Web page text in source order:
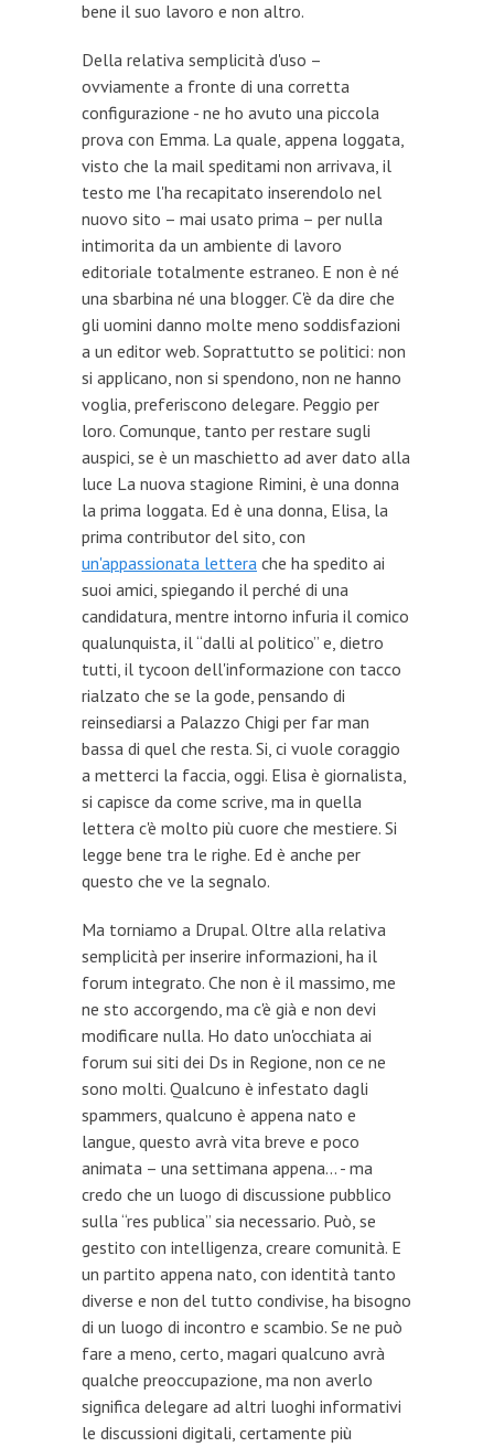
bene il suo lavoro e non altro.
Della relativa semplicità d'uso –
ovviamente a fronte di una corretta
configurazione - ne ho avuto una piccola
prova con Emma. La quale, appena loggata,
visto che la mail speditami non arrivava, il
testo me l'ha recapitato inserendolo nel
nuovo sito – mai usato prima – per nulla
intimorita da un ambiente di lavoro
editoriale totalmente estraneo. E non è né
una sbarbina né una blogger. C'è da dire che
gli uomini danno molte meno soddisfazioni
a un editor web. Soprattutto se politici: non
si applicano, non si spendono, non ne hanno
voglia, preferiscono delegare. Peggio per
loro. Comunque, tanto per restare sugli
auspici, se è un maschietto ad aver dato alla
luce La nuova stagione Rimini, è una donna
la prima loggata. Ed è una donna, Elisa, la
prima contributor del sito, con
un'appassionata lettera che ha spedito ai
suoi amici, spiegando il perché di una
candidatura, mentre intorno infuria il comico
qualunquista, il “dalli al politico” e, dietro
tutti, il tycoon dell'informazione con tacco
rialzato che se la gode, pensando di
reinsediarsi a Palazzo Chigi per far man
bassa di quel che resta. Si, ci vuole coraggio
a metterci la faccia, oggi. Elisa è giornalista,
si capisce da come scrive, ma in quella
lettera c'è molto più cuore che mestiere. Si
legge bene tra le righe. Ed è anche per
questo che ve la segnalo.
Ma torniamo a Drupal. Oltre alla relativa
semplicità per inserire informazioni, ha il
forum integrato. Che non è il massimo, me
ne sto accorgendo, ma c'è già e non devi
modificare nulla. Ho dato un'occhiata ai
forum sui siti dei Ds in Regione, non ce ne
sono molti. Qualcuno è infestato dagli
spammers, qualcuno è appena nato e
langue, questo avrà vita breve e poco
animata – una settimana appena... - ma
credo che un luogo di discussione pubblico
sulla “res publica” sia necessario. Può, se
gestito con intelligenza, creare comunità. E
un partito appena nato, con identità tanto
diverse e non del tutto condivise, ha bisogno
di un luogo di incontro e scambio. Se ne può
fare a meno, certo, magari qualcuno avrà
qualche preoccupazione, ma non averlo
significa delegare ad altri luoghi informativi
le discussioni digitali, certamente più